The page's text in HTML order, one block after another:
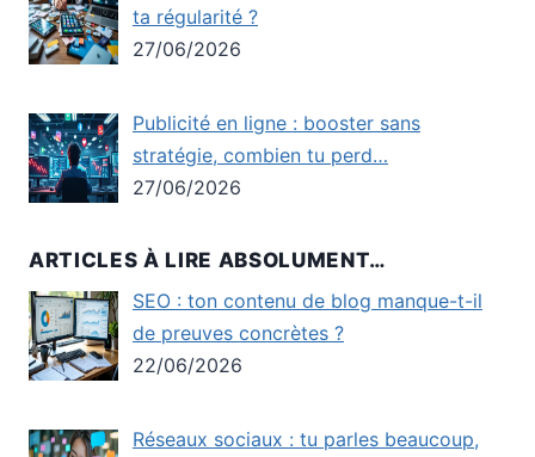
ta régularité ?
27/06/2026
Publicité en ligne : booster sans
stratégie, combien tu perd…
27/06/2026
ARTICLES À LIRE ABSOLUMENT…
SEO : ton contenu de blog manque-t-il
de preuves concrètes ?
22/06/2026
Réseaux sociaux : tu parles beaucoup,